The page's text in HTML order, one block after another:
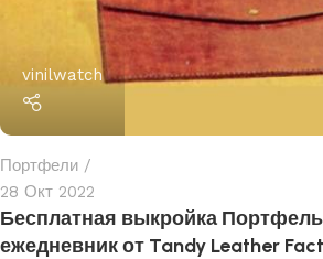
vinilwatch
Портфели
28 Окт 2022
Бесплатная выкройка Портфель
ежедневник от Tandy Leather